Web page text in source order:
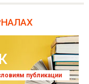
публикации